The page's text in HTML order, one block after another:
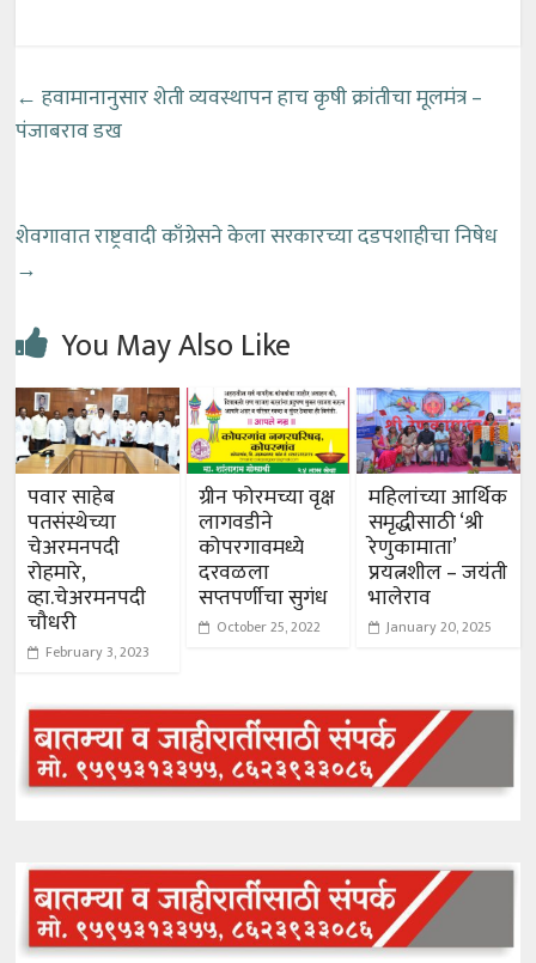
← हवामानानुसार शेती व्यवस्थापन हाच कृषी क्रांतीचा मूलमंत्र –
पंजाबराव डख
शेवगावात राष्ट्रवादी काँग्रेसने केला सरकारच्या दडपशाहीचा निषेध
→
You May Also Like
पवार साहेब
पतसंस्थेच्या
चेअरमनपदी
रोहमारे,
व्हा.चेअरमनपदी
चौधरी
February 3, 2023
ग्रीन फोरमच्या वृक्ष
लागवडीने
कोपरगावमध्ये
दरवळला
सप्तपर्णीचा सुगंध
October 25, 2022
महिलांच्या आर्थिक
समृद्धीसाठी ‘श्री
रेणुकामाता’
प्रयत्नशील – जयंती
भालेराव
January 20, 2025